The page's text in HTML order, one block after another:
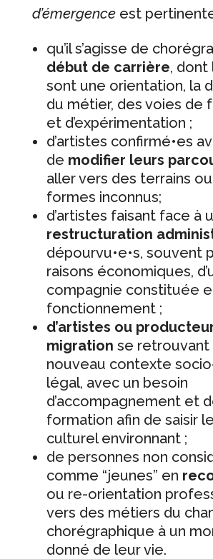
d’émergenceest
qu’il s’agisse de
début de carrière, dont
sont une orientation, la
du métier, des voies de
et d’expérimentation ;
d’artistes confirmé•es
de modifier leurs
aller vers des terrains
formes inconnus;
d’artistes faisant face à
restructuration
dépourvu•e•s, souvent
raisons économiques,
compagnie constituée
fonctionnement ;
d’artistes ou
migration se retrouvant
nouveau contexte
légal, avec un besoin
d’accompagnement et
formation afin de saisir
culturel environnant ;
de personnes non
comme “jeunes” en
ou re-orientation
vers des métiers du
chorégraphique à un
donné de leur vie.